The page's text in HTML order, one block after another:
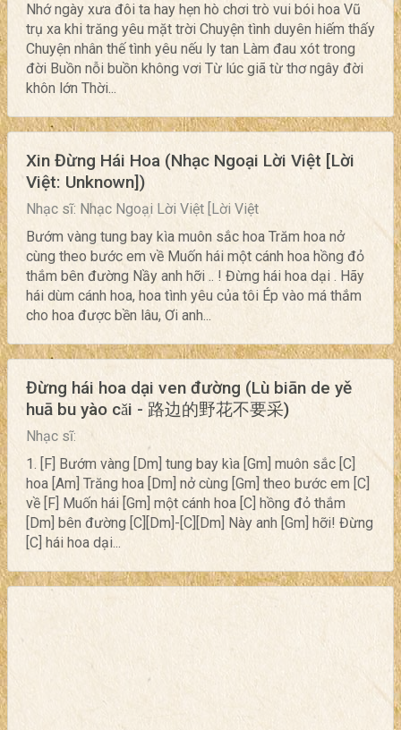
Nhớ ngày xưa đôi ta hay hẹn hò chơi trò vui bói hoa Vũ
trụ xa khi trăng yêu mặt trời Chuyện tình duyên hiếm thấy
Chuyện nhân thế tình yêu nếu ly tan Làm đau xót trong
đời Buồn nỗi buồn không vơi Từ lúc giã từ thơ ngây đời
khôn lớn Thời...
Xin Đừng Hái Hoa (Nhạc Ngoại Lời Việt [Lời
Việt: Unknown])
Nhạc sĩ: Nhạc Ngoại Lời Việt [Lời Việt
Bướm vàng tung bay kìa muôn sắc hoa Trăm hoa nở
cùng theo bước em về Muốn hái một cánh hoa hồng đỏ
thắm bên đường Nầy anh hỡi .. ! Đừng hái hoa dại . Hãy
hái dùm cánh hoa, hoa tình yêu của tôi Ép vào má thắm
cho hoa được bền lâu, Ơi anh...
Đừng hái hoa dại ven đường (Lù biān de yě
huā bu yào cǎi - 路边的野花不要采)
Nhạc sĩ:
1. [F] Bướm vàng [Dm] tung bay kìa [Gm] muôn sắc [C]
hoa [Am] Trăng hoa [Dm] nở cùng [Gm] theo bước em [C]
về [F] Muốn hái [Gm] một cánh hoa [C] hồng đỏ thắm
[Dm] bên đường [C][Dm]-[C][Dm] Này anh [Gm] hỡi! Đừng
[C] hái hoa dại...